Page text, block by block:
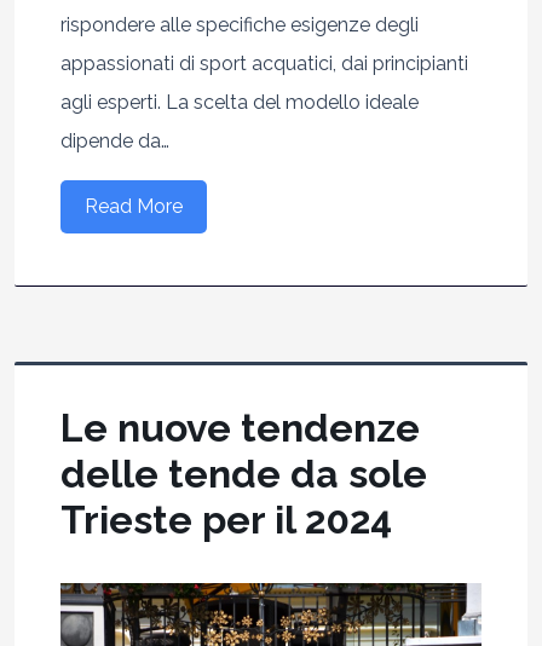
rispondere alle specifiche esigenze degli
appassionati di sport acquatici, dai principianti
agli esperti. La scelta del modello ideale
dipende da…
Read More
Le nuove tendenze
delle tende da sole
Trieste per il 2024